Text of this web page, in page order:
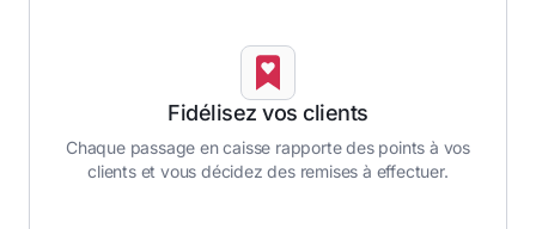
Fidélisez vos clients
Chaque passage en caisse rapporte des points à vos
clients et vous décidez des remises à effectuer.